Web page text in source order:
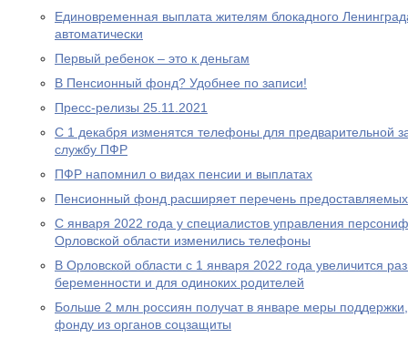
Единовременная выплата жителям блокадного
автоматически
Первый ребенок – это к деньгам
В Пенсионный фонд? Удобнее по записи!
Пресс-релизы 25.11.2021
С 1 декабря изменятся телефоны для предварительной
службу ПФР
ПФР напомнил о видах пенсии и выплатах
Пенсионный фонд расширяет перечень
С января 2022 года у специалистов управления
Орловской области изменились телефоны
В Орловской области с 1 января 2022 года увеличится
беременности и для одиноких родителей
Больше 2 млн россиян получат в январе меры
фонду из органов соцзащиты